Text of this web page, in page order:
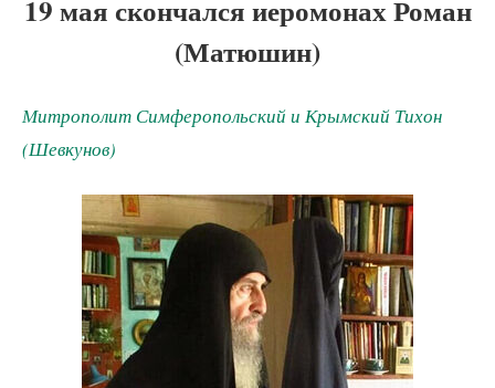
19 мая скончался иеромонах Роман
(Матюшин)
Митрополит Симферопольский и Крымский Тихон
(Шевкунов)